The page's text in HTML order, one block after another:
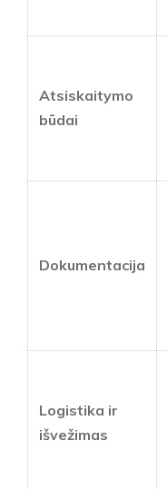
Atsiskaitymo
būdai
Dokumentacija
Logistika ir
išvežimas